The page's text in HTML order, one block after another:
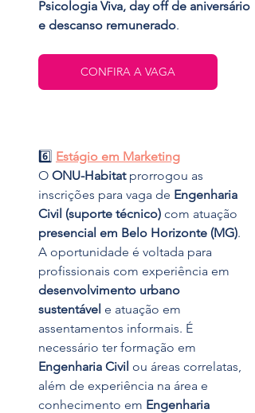
Psicologia Viva, day off de aniversário
e descanso remunerado.
CONFIRA A VAGA
6️⃣ Estágio em Marketing
O ONU-Habitat prorrogou as
inscrições para vaga de Engenharia
Civil (suporte técnico) com atuação
presencial em Belo Horizonte (MG).
A oportunidade é voltada para
profissionais com experiência em
desenvolvimento urbano
sustentável e atuação em
assentamentos informais. É
necessário ter formação em
Engenharia Civil ou áreas correlatas,
além de experiência na área e
conhecimento em Engenharia